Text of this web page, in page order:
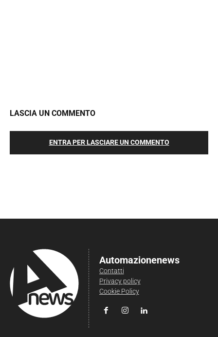
LASCIA UN COMMENTO
ENTRA PER LASCIARE UN COMMENTO
Automazionenews
Contatti
Privacy policy
Cookie Policy